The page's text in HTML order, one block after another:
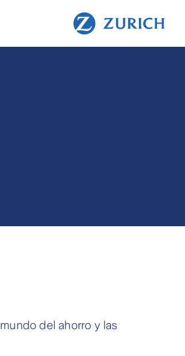
del ahorro y las